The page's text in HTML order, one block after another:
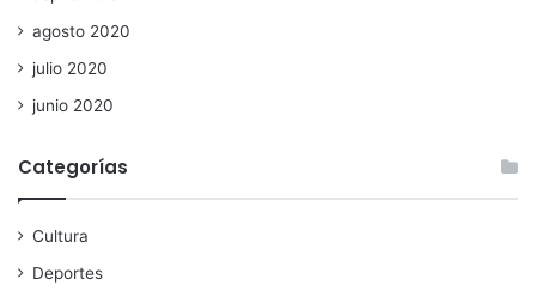
agosto 2020
julio 2020
junio 2020
Categorías
Cultura
Deportes